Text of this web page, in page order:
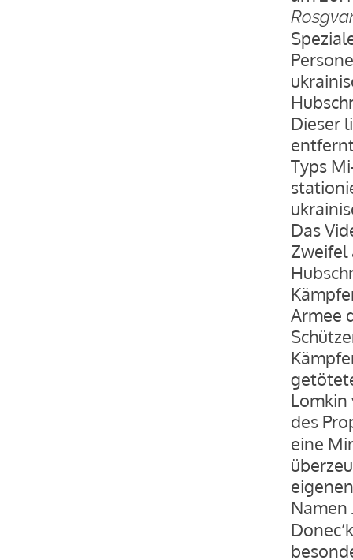
Dieser
Typs
Das
Zweifel
Armee
Lomkin
des
eine
Namen